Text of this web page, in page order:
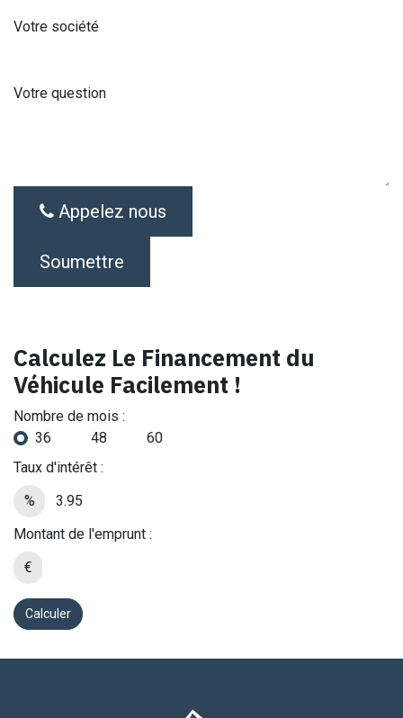
Votre société
Votre question
Appelez nous
Soumettre
Calculez Le Financement du
Véhicule Facilement !
Nombre de mois :
36
48
60
Taux d'intérêt :
%
Montant de l'emprunt :
€
Calculer